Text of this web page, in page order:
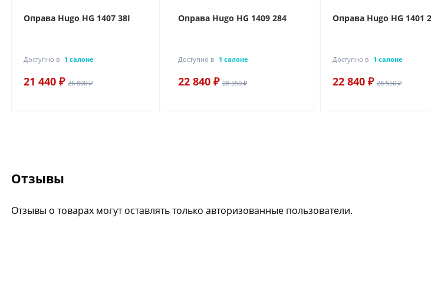
Оправа Hugo HG 1407 38I
Доступно в 1 салоне
21 440 ₽ 26 800 ₽
Оправа Hugo HG 1409 284
Доступно в 1 салоне
22 840 ₽ 28 550 ₽
Оправа Hugo HG 1401
Доступно в 1 салоне
22 840 ₽ 28 550 ₽
Отзывы
Отзывы о товарах могут оставлять только авторизованные пользователи.